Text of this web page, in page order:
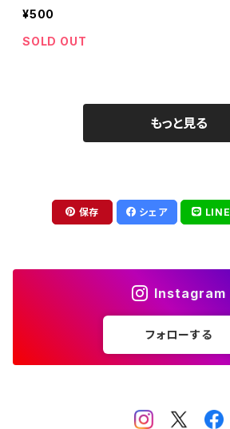
¥500
SOLD OUT
もっと見る
保存 シェア LINE
Instagram
フォローする